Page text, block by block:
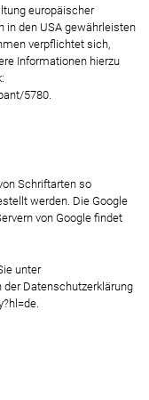
europäischer
in den USA gewährleisten
verpflichtet sich,
Informationen hierzu
5780.
Schriftarten so
werden. Die Google
von Google findet
unter
der Datenschutzerklärung
.